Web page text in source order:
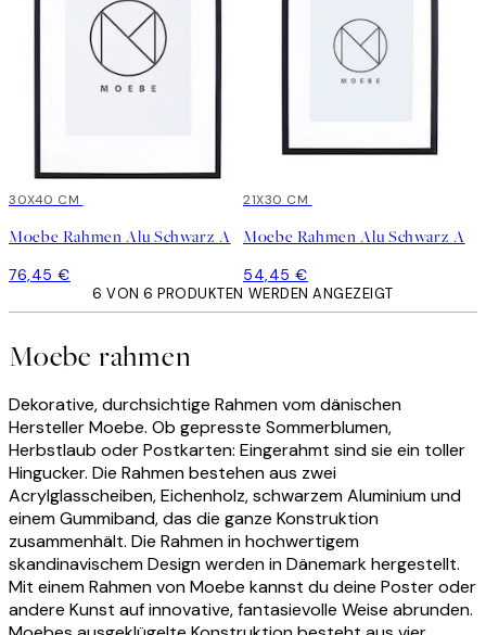
30X40 CM
Moebe Rahmen Alu Schwarz A
76,45 €
21X30 CM
Moebe Rahmen Alu Schwarz A
54,45 €
6 VON 6 PRODUKTEN WERDEN ANGEZEIGT
Moebe rahmen
Dekorative, durchsichtige Rahmen vom dänischen
Hersteller Moebe. Ob gepresste Sommerblumen,
Herbstlaub oder Postkarten: Eingerahmt sind sie ein toller
Hingucker. Die Rahmen bestehen aus zwei
Acrylglasscheiben, Eichenholz, schwarzem Aluminium und
einem Gummiband, das die ganze Konstruktion
zusammenhält. Die Rahmen in hochwertigem
skandinavischem Design werden in Dänemark hergestellt.
Mit einem Rahmen von Moebe kannst du deine Poster oder
andere Kunst auf innovative, fantasievolle Weise abrunden.